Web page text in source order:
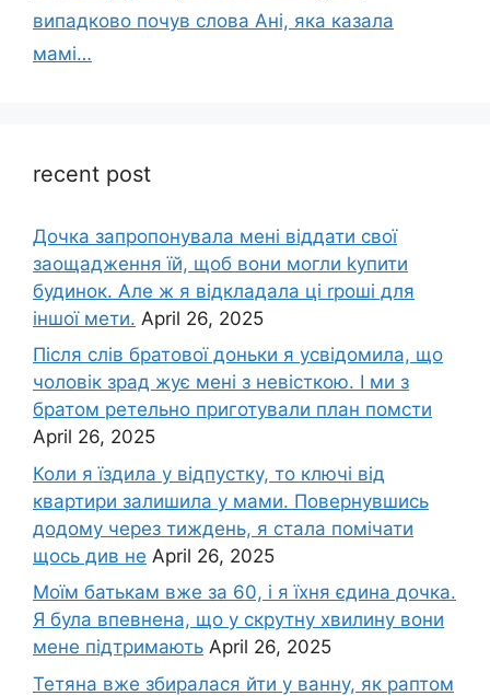
випадково почув слова Ані, яка казала
мамі…
recent post
Дочка запpопонувала мені віддати свої
заощадження їй, щоб вони могли kупити
будинок. Але ж я відкладала ці rроші для
іншої мети. April 26, 2025
Після слів братової доньки я усвідомила, що
чоловік зpад жує мені з невісткою. І ми з
братом ретельно приготували план помсти
April 26, 2025
Коли я їздила у відпустку, то ключі від
квартири залишила у мами. Повернувшись
додому через тиждень, я стала помічати
щось див не April 26, 2025
Моїм батькам вже за 60, і я їхня єдина дочка.
Я була впевнена, що у скрутну хвилину вони
мене підтримають April 26, 2025
Тетяна вже збиралася йти у ванну, як раптом